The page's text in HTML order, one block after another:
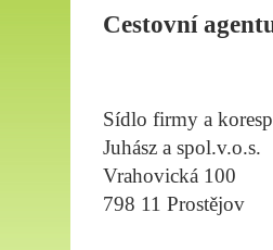
Cestovní
Sídlo firmy a
Juhász a spol.v.o.s.
Vrahovická 100
798 11 Prostějov